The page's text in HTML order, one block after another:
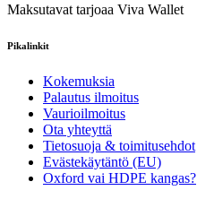
Maksutavat tarjoaa Viva Wallet
Pikalinkit
Kokemuksia
Palautus ilmoitus
Vaurioilmoitus
Ota yhteyttä
Tietosuoja & toimitusehdot
Evästekäytäntö (EU)
Oxford vai HDPE kangas?